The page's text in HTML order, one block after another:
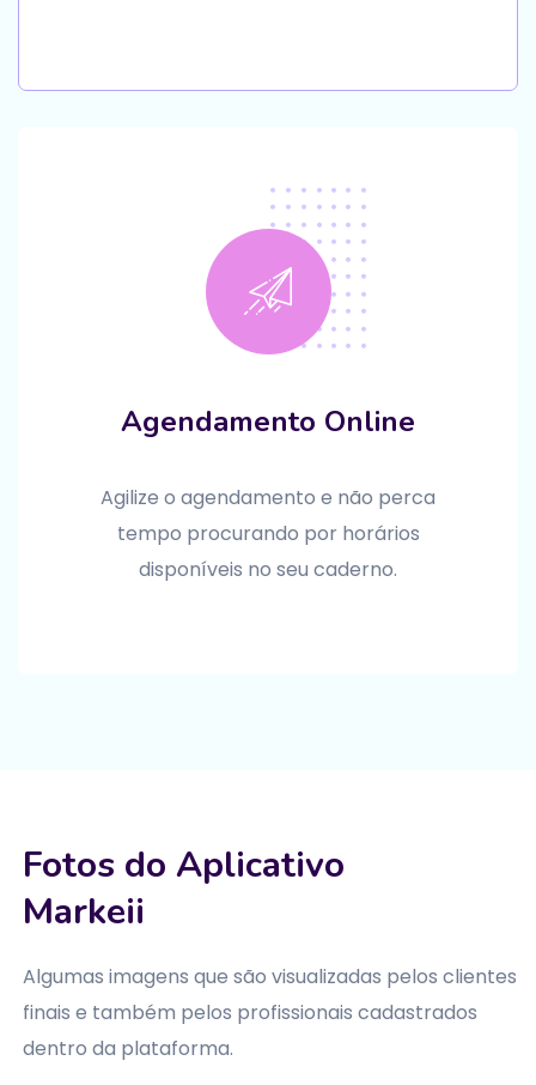
Agendamento Online
Agilize o agendamento e não perca
tempo procurando por horários
disponíveis no seu caderno.
Fotos do Aplicativo
Markeii
Algumas imagens que são visualizadas pelos clientes
finais e também pelos profissionais cadastrados
dentro da plataforma.